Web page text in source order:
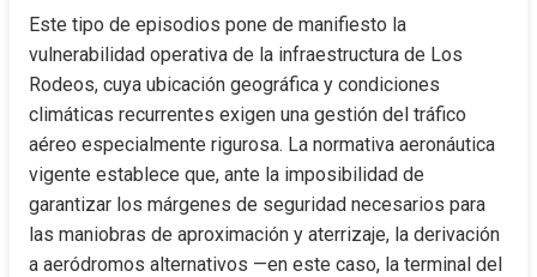
Este tipo de episodios pone de manifiesto la
vulnerabilidad operativa de la infraestructura de Los
Rodeos, cuya ubicación geográfica y condiciones
climáticas recurrentes exigen una gestión del tráfico
aéreo especialmente rigurosa. La normativa aeronáutica
vigente establece que, ante la imposibilidad de
garantizar los márgenes de seguridad necesarios para
las maniobras de aproximación y aterrizaje, la derivación
a aeródromos alternativos —en este caso, la terminal del